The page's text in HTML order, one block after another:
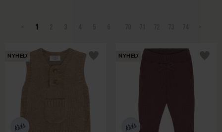
1
NYHED NYHED